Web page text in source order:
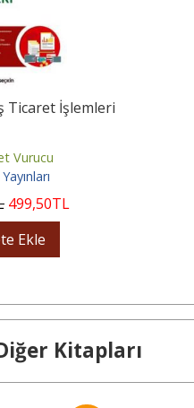
Ticaret İşlemleri
Vurucu
499,50TL
Ekle
Kitapları